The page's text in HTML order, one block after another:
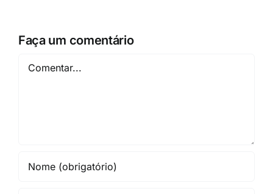
Faça um comentário
Comentar